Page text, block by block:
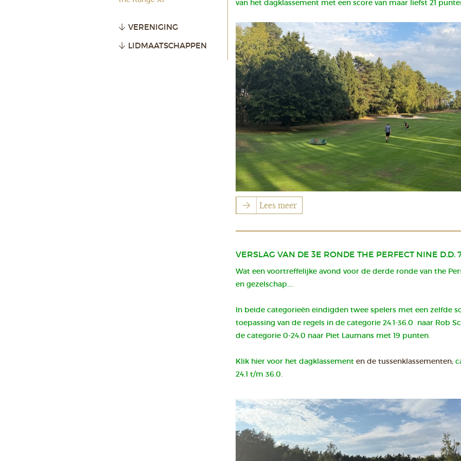
VERENIGING
LIDMAATSCHAPPEN
van het dagklassement met een score van maar liefst 21
Lees meer
VERSLAG VAN DE 3E RONDE THE PERFECT NINE D.D.
Wat een voortreffelijke avond voor de derde ronde van the
en gezelschap....
In beide categorieën eindigden twee spelers met een zelfde
toepassing van de regels in de categorie 24.1-36.0 naar Rob
de categorie 0-24.0 naar Piet Laumans met 19 punten.
Klik hier voor het dagklassement en de tussenklassementen;
24.1 t/m 36.0.